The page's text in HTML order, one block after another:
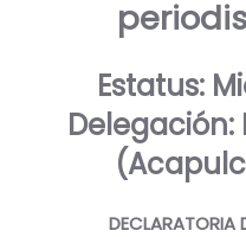
Estatus:
Delegación:
DECLARATORIA